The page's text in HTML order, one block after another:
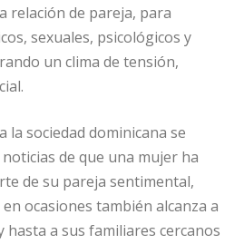
relación de pareja, para
sexuales, psicológicos y
un clima de tensión,
la sociedad dominicana se
de que una mujer ha
de su pareja sentimental,
ocasiones también alcanza a
hasta a sus familiares cercanos